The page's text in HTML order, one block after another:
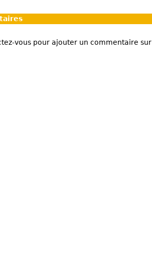
vous pour ajouter un commentaire sur